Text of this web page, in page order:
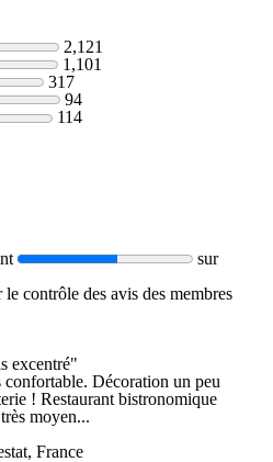
2,121
1,101
317
94
114
sur
contrôle des avis des membres
excentré"
confortable. Décoration un peu
! Restaurant bistronomique
moyen...
France